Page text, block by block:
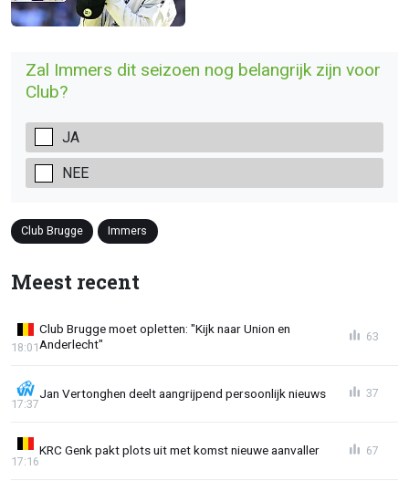
Zal Immers dit seizoen nog belangrijk zijn voor
Club?
JA
NEE
Club Brugge Immers
Meest recent
Club Brugge moet opletten: "Kijk naar Union en
Anderlecht"
18:01
63
Jan Vertonghen deelt aangrijpend persoonlijk nieuws
17:37
37
KRC Genk pakt plots uit met komst nieuwe aanvaller
17:16
67